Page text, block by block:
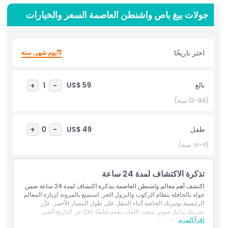
سميثسونيان. سواء رغبت بالغوص في التاريخ السياسي، أو الإعجاب
بالمعالم الوطنية، أو التجول في متاحف عالمية المستوى، تمنحك هذه
الجولة السياحية في واشنطن العاصمة حرية الاختيار. استمتع بركوب مريح
الأحياء التاريخية وعلى طول المول الوطني. توفر الأدلة الصوتية متعددة
اللغات على متن الحافلة تعليقاً ممتعاً مليئاً بالحقائق الشيقة عن تاريخ
المغامرات الفردية. مع مغادرة متكررة ونقاط وصول سهلة الاستخدام، تم
تصميم جولة اركب وانزل في العاصمة لتوفّر وقتك مع تحسين تجربة
السفر. ابقَ في كل محطة طالما شئت ثم اصعد مجدداً عندما تكون جاهزاً
لاستكشاف معالم واشنطن العاصمة خلال يوم أو يومين. احجز تذكرتك
لجولة الحافلة اركب وانزل في واشنطن العاصمة اليوم واستمتع بمزيج
سلس من المرونة والتعليم والإطلالات البانورامية على إحدى أكثر مدن
أبرز المعالم
المتضمنات
جولات بيغ باص واشنطن العاصمة السعر والخيارات
اختر تاريخًا يوم شهر، سنة
بالغ US$ 59
-
1
+
(13-99 سنة)
طفل US$ 49
-
0
+
(٣–١٢ سنة)
تذكرة الاكتشاف لمدة 24 ساعة
اكتشف أهم معالم واشنطن العاصمة بتذكرة اكتشاف لمدة 24 ساعة ضمن
جولة بالحافلة بنظام الركوب والنزول الحر. استمتع بالمرونة لزيارة المعالم
الرئيسية بوتيرتك الخاصة أثناء التنقل على طول المسار الأحمر. عزّز
تجربتك بدليل صوتي متعدد اللغات يقدم تعليقًا ثاقبًا عن التاريخ الغني
والثقافة في المدينة.
اقرأ المزيد